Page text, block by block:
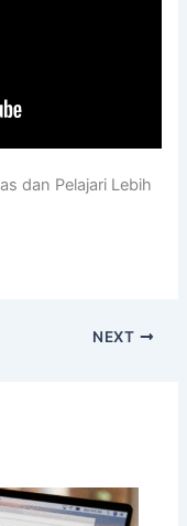
dan Pelajari Lebih
NEXT